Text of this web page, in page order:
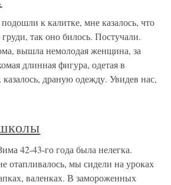
к калитке, мне казалось, что
так оно билось. Постучали.
вышла немолодая женщина, за
длинная фигура, одетая в
драную одежду. Увидев нас,
42-43-го года была нелегка.
отапливалось, мы сидели на уроках
валенках. В замороженных